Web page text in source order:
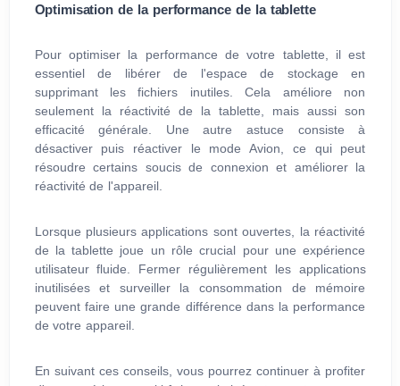
Optimisation de la performance de la tablette
Pour optimiser la performance de votre tablette, il est
essentiel de libérer de l'espace de stockage en
supprimant les fichiers inutiles. Cela améliore non
seulement la réactivité de la tablette, mais aussi son
efficacité générale. Une autre astuce consiste à
désactiver puis réactiver le mode Avion, ce qui peut
résoudre certains soucis de connexion et améliorer la
réactivité de l'appareil.
Lorsque plusieurs applications sont ouvertes, la réactivité
de la tablette joue un rôle crucial pour une expérience
utilisateur fluide. Fermer régulièrement les applications
inutilisées et surveiller la consommation de mémoire
peuvent faire une grande différence dans la performance
de votre appareil.
En suivant ces conseils, vous pourrez continuer à profiter